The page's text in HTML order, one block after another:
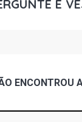
E
ENCONTROU